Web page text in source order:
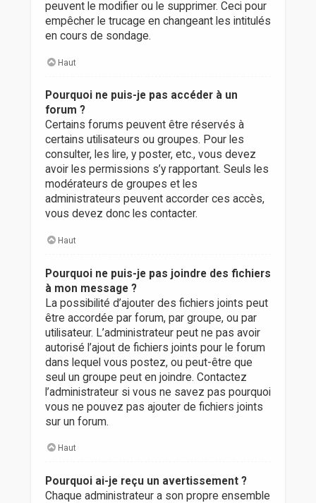
peuvent le modifier ou le supprimer. Ceci pour
empêcher le trucage en changeant les intitulés
en cours de sondage.
Haut
Pourquoi ne puis-je pas accéder à un
forum ?
Certains forums peuvent être réservés à
certains utilisateurs ou groupes. Pour les
consulter, les lire, y poster, etc., vous devez
avoir les permissions s’y rapportant. Seuls les
modérateurs de groupes et les
administrateurs peuvent accorder ces accès,
vous devez donc les contacter.
Haut
Pourquoi ne puis-je pas joindre des fichiers
à mon message ?
La possibilité d’ajouter des fichiers joints peut
être accordée par forum, par groupe, ou par
utilisateur. L’administrateur peut ne pas avoir
autorisé l’ajout de fichiers joints pour le forum
dans lequel vous postez, ou peut-être que
seul un groupe peut en joindre. Contactez
l’administrateur si vous ne savez pas pourquoi
vous ne pouvez pas ajouter de fichiers joints
sur un forum.
Haut
Pourquoi ai-je reçu un avertissement ?
Chaque administrateur a son propre ensemble